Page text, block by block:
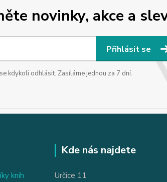
novinky, akce a
Přihlásit se
kdykoli odhlásit. Zasíláme jednou za 7 dní.
knih
Kde nás najdete
Určice 11